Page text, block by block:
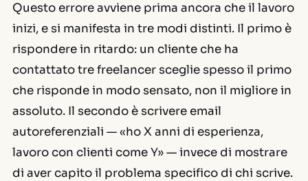
Questo errore avviene prima ancora che il lavoro
inizi, e si manifesta in tre modi distinti. Il primo è
rispondere in ritardo: un cliente che ha
contattato tre freelancer sceglie spesso il primo
che risponde in modo sensato, non il migliore in
assoluto. Il secondo è scrivere email
autoreferenziali — «ho X anni di esperienza,
lavoro con clienti come Y» — invece di mostrare
di aver capito il problema specifico di chi scrive.